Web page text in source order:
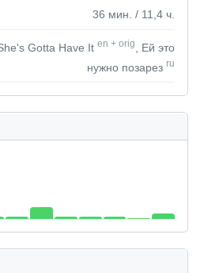
36 мин. / 11,4 ч.
Gotta Have It en + orig
, Ей это
нужно позарез ru